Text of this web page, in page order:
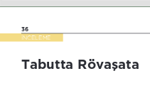
36
Tabutta 5övaşata
İNCELEME